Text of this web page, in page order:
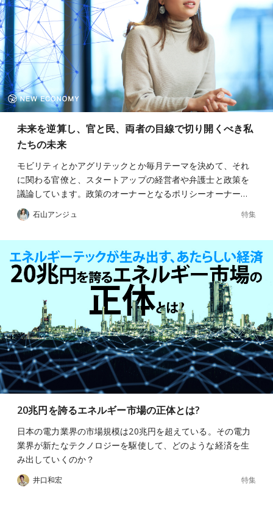
未来を逆算し、官と民、両者の目線で切り開くべき私
たちの未来
モビリティとかアグリテックとか毎月テーマを決めて、それ
に関わる官僚と、スタートアップの経営者や弁護士と政策を
議論しています。政策のオーナーとなるポリシーオーナー…
石山アンジュ 特集
20兆円を誇るエネルギー市場の正体とは?
日本の電力業界の市場規模は20兆円を超えている。その電力
業界が新たなテクノロジーを駆使して、どのような経済を生
み出していくのか？
井口和宏 特集